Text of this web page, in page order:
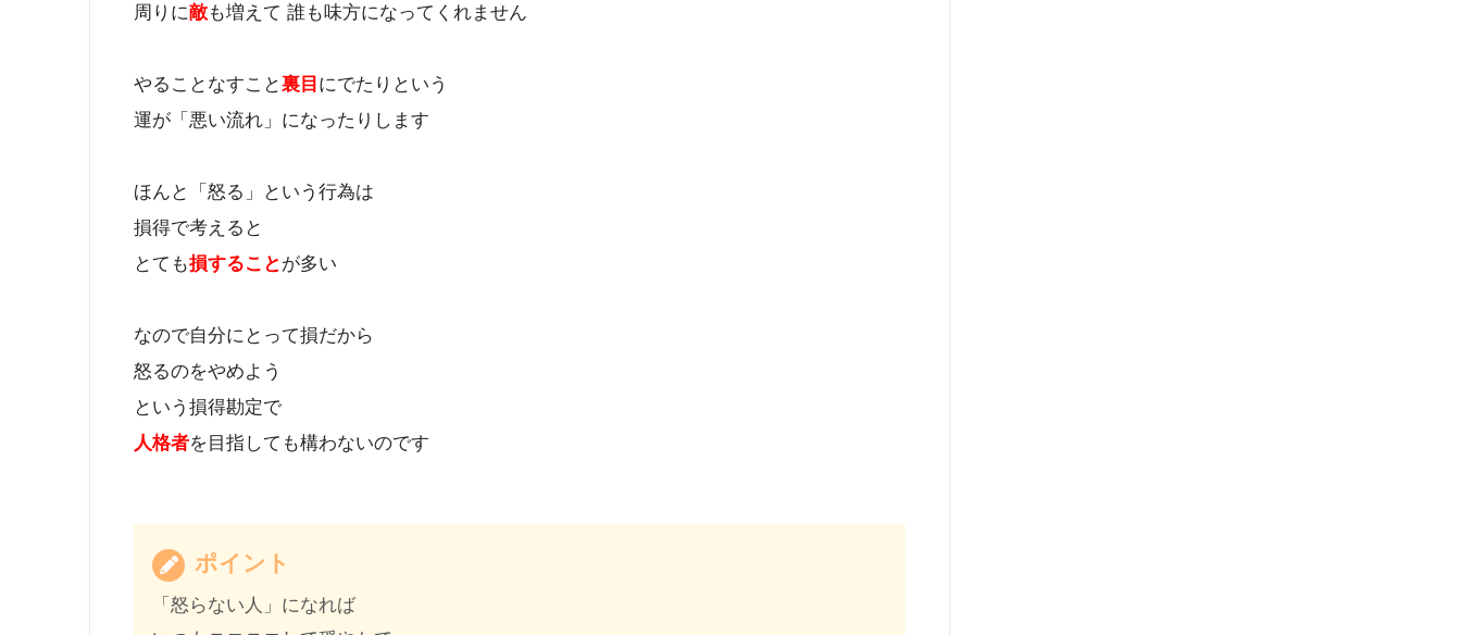
周りに敵も増えて 誰も味方になってくれません
やることなすこと裏目 にでたりという
運が「悪い流れ」になったりします
ほんと「怒る」という行為は
損得で考えると
とても損することが多い
なので自分にとって損だから
怒るのをやめよう
という損得勘定で
人格者を目指しても構わないのです
ポイント
「怒らない人」になれば